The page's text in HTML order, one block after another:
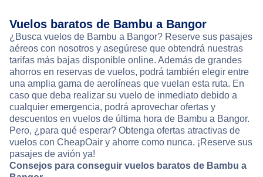
Vuelos baratos de Bambu a Bangor
¿Busca vuelos de Bambu a Bangor? Reserve sus pasajes
aéreos con nosotros y asegúrese que obtendrá nuestras
tarifas más bajas disponible online. Además de grandes
ahorros en reservas de vuelos, podrá también elegir entre
una amplia gama de aerolíneas que vuelan esta ruta. En
caso que deba realizar su vuelo de inmediato debido a
cualquier emergencia, podrá aprovechar ofertas y
descuentos en vuelos de última hora de Bambu a Bangor.
Pero, ¿para qué esperar? Obtenga ofertas atractivas de
vuelos con CheapOair y ahorre como nunca. ¡Reserve sus
pasajes de avión ya!
Consejos para conseguir vuelos baratos de Bambu a